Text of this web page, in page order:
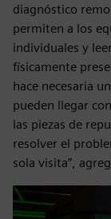
diagnóstico
permiten a los
individuales y
físicamente
hace necesaria
pueden llegar
las piezas de
resolver el
sola visita”,